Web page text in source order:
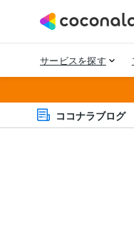
ココナラブログ